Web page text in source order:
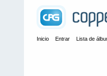
Inicio Entrar Lista de